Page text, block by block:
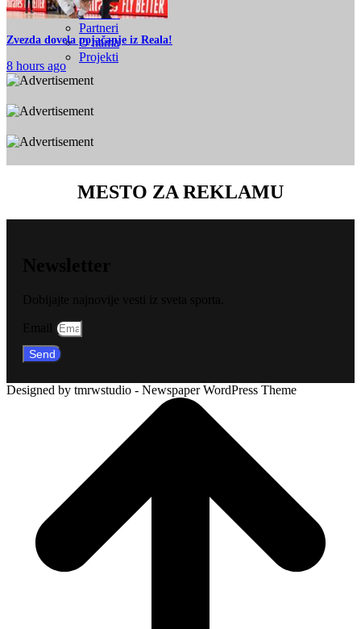
Kontakt
Partneri
O nama
Projekti
Zvezda dovela pojačanje iz Reala!
8 hours ago
MESTO ZA REKLAMU
Send
Designed by tmrwstudio - Newspaper WordPress Theme